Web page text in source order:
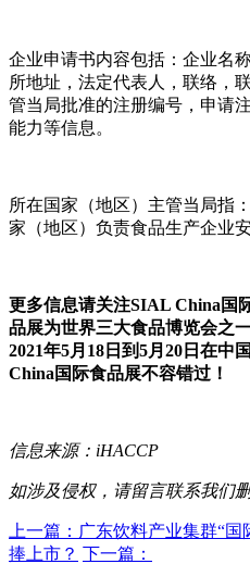
企业申请书内容包括：企业名
所地址，法定代表人，联络，
管当局批准的注册编号，申请
能力等信息。
所在国家（地区）主管当局指
家（地区）负责食品生产企业
更多信息请关注SIAL China国
品展为世界三大食品博览会之
2021年5月18日到5月20日在中
China国际食品展不容错过！
信息来源：iHACCP
如涉及侵权，请留言联系我们删
上一篇：广东饮料产业集群“
捧上市？ 下一篇：